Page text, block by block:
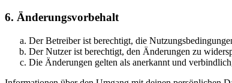
6. Änderungsvorbehalt
Der Betreiber ist berechtigt, die
Der Nutzer ist berechtigt, den Änderungen zu
Die Änderungen gelten als anerkannt und